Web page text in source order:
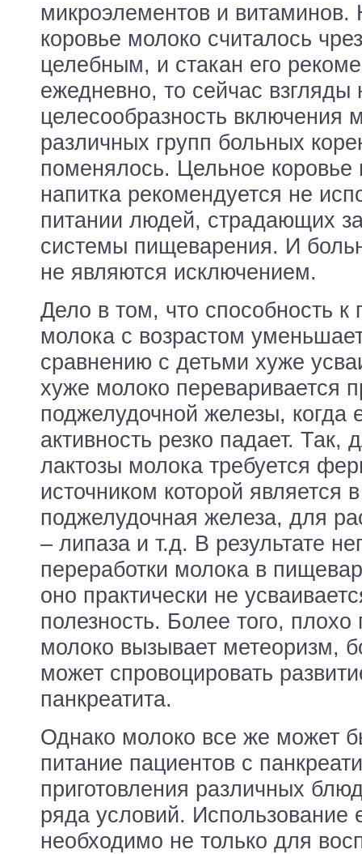
микроэлементов и витаминов.
коровье молоко считалось
целебным, и стакан его
ежедневно, то сейчас взгляды
целесообразность включения
различных групп больных
поменялось. Цельное коровье
напитка рекомендуется не
питании людей, страдающих
системы пищеварения. И
не являются исключением.
Дело в том, что способность к
молока с возрастом
сравнению с детьми хуже
хуже молоко переваривается
поджелудочной железы, когда
активность резко падает.
лактозы молока требуется
источником которой является
поджелудочная железа, для
– липаза и т.д. В результате
переработки молока в
оно практически не
полезность. Более того,
молоко вызывает метеоризм,
может спровоцировать
панкреатита.
Однако молоко все же может
питание пациентов с
приготовления различных
ряда условий. Использование
необходимо не только для